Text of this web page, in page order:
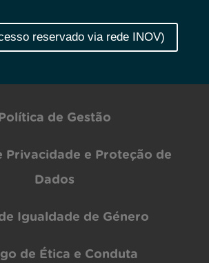
reservado via rede INOV)
de Gestão
Privacidade e Proteção de
Dados
Igualdade de Género
de Ética e Conduta